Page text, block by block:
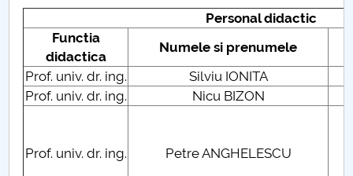
Nr. de telefon si adrese Facultăți
Informations sur l'admission
Sénat universitaire
Personal didactic
Functia
didactica
Numele si prenumele
Prof. univ. dr. ing.
Silviu IONITA
Prof. univ. dr. ing.
Nicu BIZON
Prof. univ. dr. ing. Petre ANGHELESCU